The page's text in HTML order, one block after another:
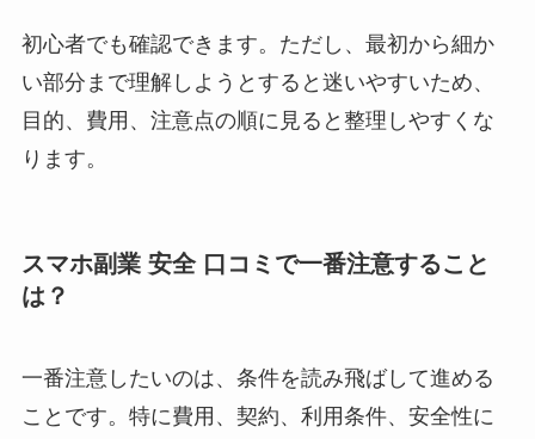
初心者でも確認できます。ただし、最初から細か
い部分まで理解しようとすると迷いやすいため、
目的、費用、注意点の順に見ると整理しやすくな
ります。
スマホ副業 安全 口コミで一番注意すること
は？
一番注意したいのは、条件を読み飛ばして進める
ことです。特に費用、契約、利用条件、安全性に